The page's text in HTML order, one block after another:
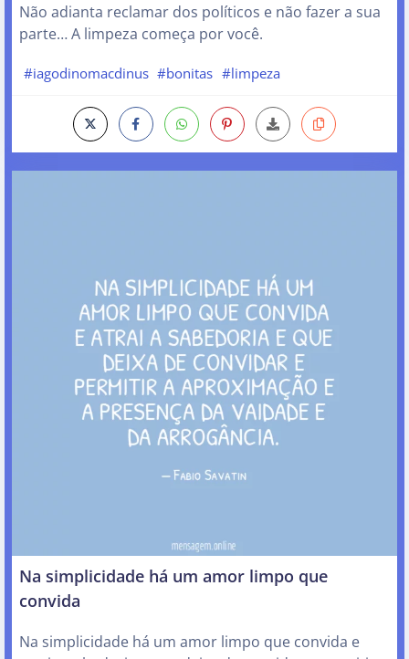
Não adianta reclamar dos políticos e não fazer a sua
parte… A limpeza começa por você.
#iagodinomacdinus #bonitas #limpeza
Na simplicidade há um amor limpo que
convida
Na simplicidade há um amor limpo que convida e